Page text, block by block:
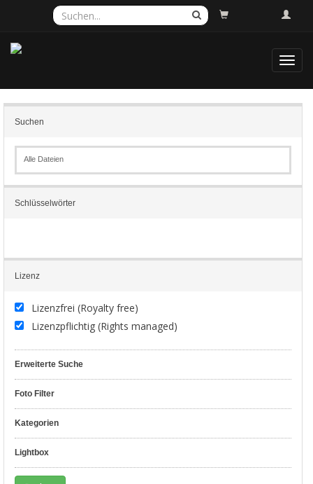
Suchen
Alle Dateien
Schlüsselwörter
Lizenz
Lizenzfrei (Royalty free)
Lizenzpflichtig (Rights managed)
Erweiterte Suche
Foto Filter
Kategorien
Lightbox